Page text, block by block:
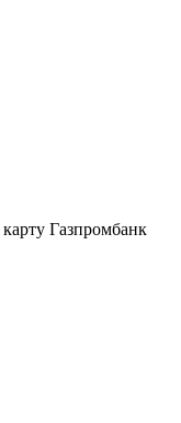
Газпромбанк